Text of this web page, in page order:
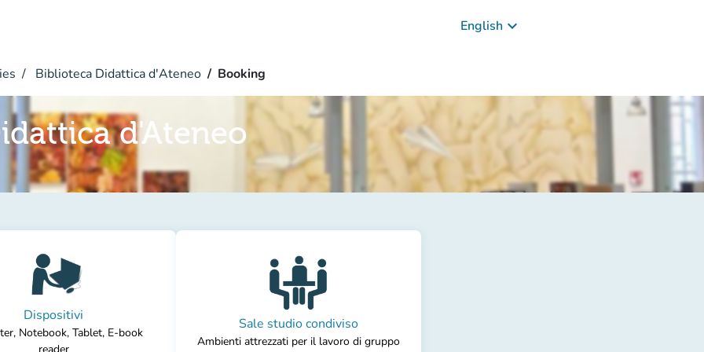
English keyboard_arrow_down
Biblioteca Didattica d'Ateneo Booking
d'Ateneo
Dispositivi
Notebook, Tablet, E-book
Sale studio condiviso
Ambienti attrezzati per il lavoro di gruppo